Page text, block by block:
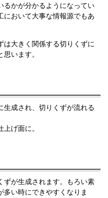
るかが分かるようになってい
において大事な情報源でもあ
は大きく関係する切りくずに
います。
生成され、切りくずが流れる
げ面に。
ずが生成されます。もろい素
多い時にできやすくなりま